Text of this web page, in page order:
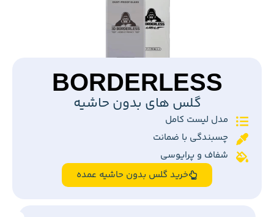
BORDERLESS
گلس های بدون حاشیه
مدل لیست کامل
چسبندگی با ضمانت
شفاف و پرایوسی
خرید گلس بدون حاشیه عمده